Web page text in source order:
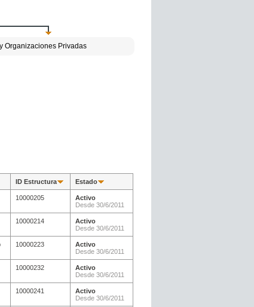
Organizaciones Privadas
ID Estructura Estado
10000205
Activo
Desde 30/6/2011
10000214
Activo
Desde 30/6/2011
10000223
Activo
Desde 30/6/2011
10000232
Activo
Desde 30/6/2011
10000241
Activo
Desde 30/6/2011